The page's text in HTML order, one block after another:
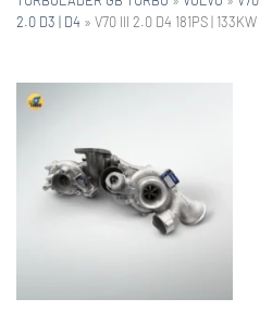
2.0 D3 | D4 » V70 III 2.0 D4 181PS | 133KW